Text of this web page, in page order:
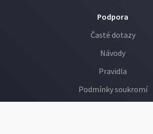
Podpora
Časté dotazy
Návody
Pravidla
Podmínky soukromí